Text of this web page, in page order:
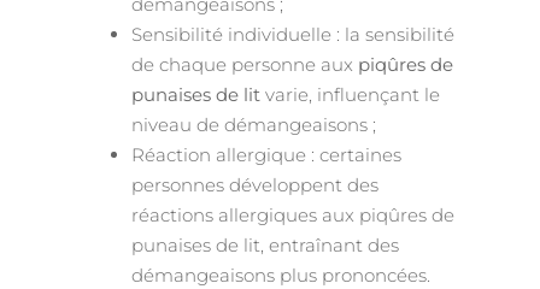
démangeaisons ;
Sensibilité individuelle : la sensibilité
de chaque personne aux piqûres de
punaises de litvarie, influençant le
niveau de démangeaisons ;
Réaction allergique : certaines
personnes développent des
réactions allergiques aux piqûres de
punaises de lit, entraînant des
démangeaisons plus prononcées.